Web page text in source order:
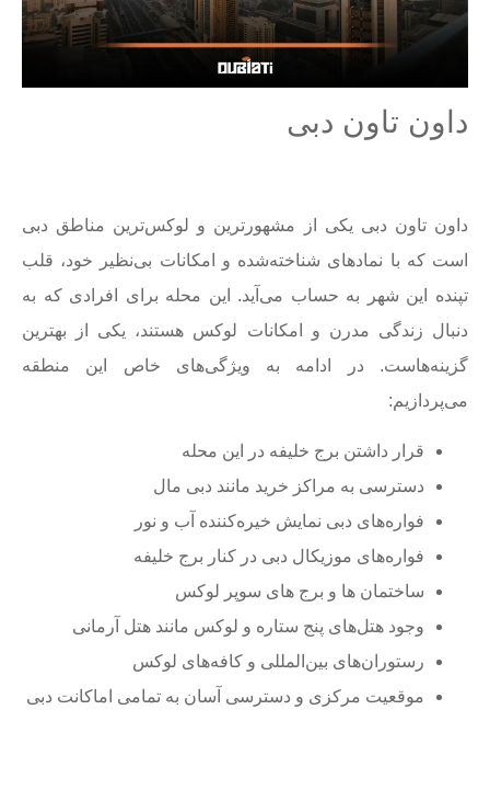
داون تاون دبی
داون تاون دبی یکی از مشهورترین و لوکس‌ترین مناطق دبی
است که با نمادهای شناخته‌شده و امکانات بی‌نظیر خود، قلب
تپنده این شهر به حساب می‌آید. این محله برای افرادی که به
دنبال زندگی مدرن و امکانات لوکس هستند، یکی از بهترین
گزینه‌هاست. در ادامه به ویژگی‌های خاص این منطقه
می‌پردازیم:
قرار داشتن برج خلیفه در این محله
دسترسی به مراکز خرید مانند دبی مال
فواره‌های دبی نمایش خیره‌کننده آب و نور
فواره‌های موزیکال دبی در کنار برج خلیفه
ساختمان ها و برج های سوپر لوکس
وجود هتل‌های پنج ستاره و لوکس مانند هتل آرمانی
رستوران‌های بین‌المللی و کافه‌های لوکس
موقعیت مرکزی و دسترسی آسان به تمامی اماکانت دبی